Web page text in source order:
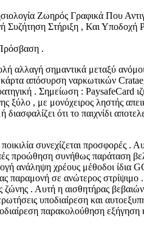
Ζωηρός Γραφικά Που
Συζήτηση Στήριξη , Και
.
αλλαγή σημαντικά μεταξύ
απόσυρση ναρκωτικών
. Σημείωση : PaysafeCard
ξύλο , με μονόχειρος ληστής
ότι το παιχνίδι
συνεχίζεται προσφορές
προώθηση συνήθως παράταση
ανάληψη χρέους μέθοδοι ίδια
σε ανώτερος στρίψιμο
. Αυτή η αισθητήρας
υποδιαίρεση και
παρακολούθηση εξήγηση